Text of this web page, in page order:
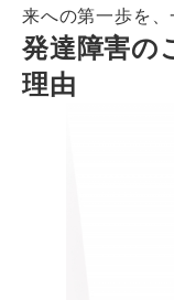
来への第一歩を、
発達障害の
理由